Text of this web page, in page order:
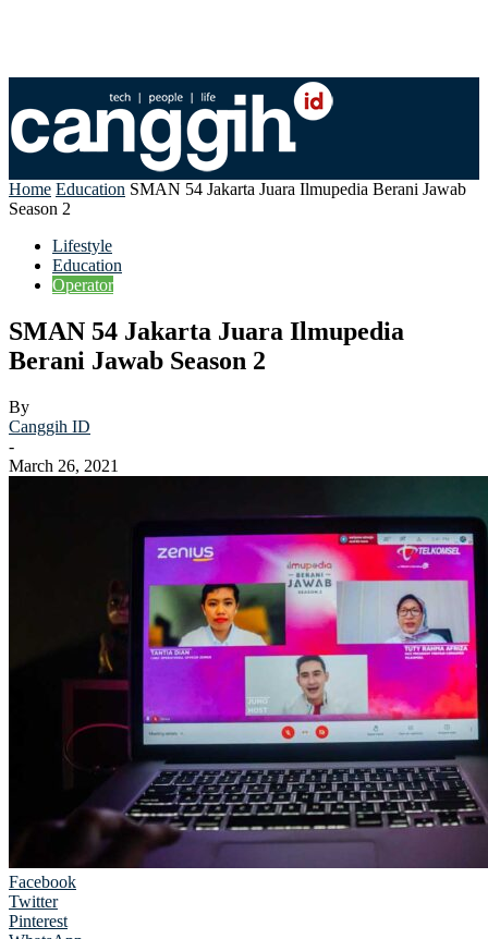
Home Education SMAN 54 Jakarta Juara Ilmupedia Berani Jawab
Season 2
Lifestyle
Education
Operator
SMAN 54 Jakarta Juara Ilmupedia
Berani Jawab Season 2
By
Canggih ID
-
March 26, 2021
Facebook
Twitter
Pinterest